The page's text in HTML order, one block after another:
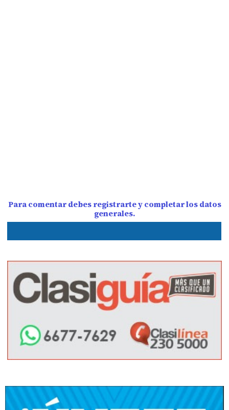
Para comentar debes registrarte y completar los datos
generales.